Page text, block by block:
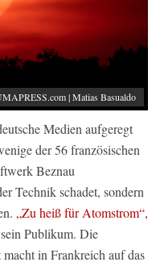
| Matias Basualdo
Medien aufgeregt
der 56 französischen
Beznau
Technik schadet, sondern
„Zu heiß für Atomstrom“,
Publikum. Die
in Frankreich auf das